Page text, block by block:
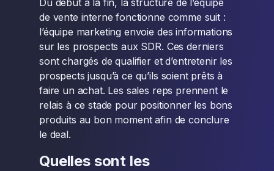
Du début à la fin, la structure de l’équipe
de vente interne fonctionne comme suit :
l’équipe marketing envoie des informations
sur les prospects aux SDR. Ces derniers
sont chargés de qualifier et d’entretenir les
prospects jusqu’à ce qu’ils soient prêts à
faire un achat. Les sales reps prennent le
relais à ce stade pour positionner les bons
produits au bon moment afin de conclure
le deal.
Quelles sont les